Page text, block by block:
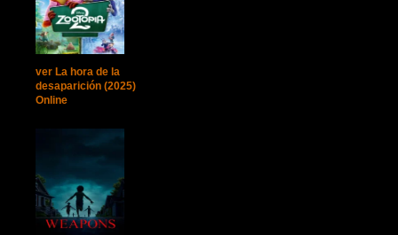
ver La hora de la
desaparición (2025)
Online